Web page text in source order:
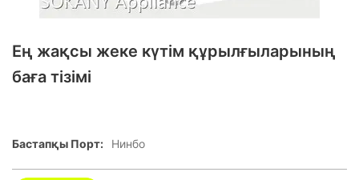
Ең жақсы жеке күтім құрылғыларының
баға тізімі
Бастапқы Порт: Нинбо